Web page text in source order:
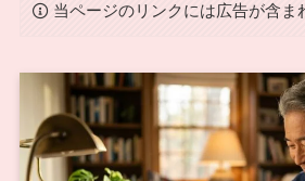
当ページのリンクには広告が含ま